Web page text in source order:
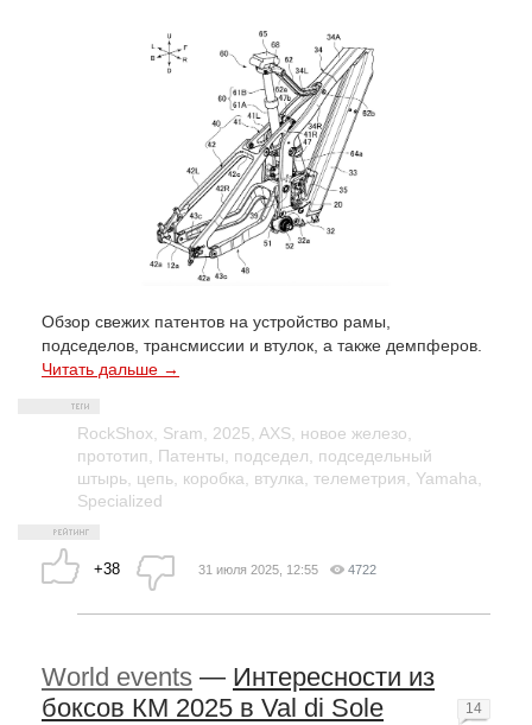
Обзор свежих патентов на устройство рамы,
подседелов, трансмиссии и втулок, а также демпферов.
Читать дальше →
RockShox, Sram, 2025, AXS, новое железо,
прототип, Патенты, подседел, подседельный
штырь, цепь, коробка, втулка, телеметрия, Yamaha,
Specialized
+38 31 июля 2025, 12:55 4722
World events — Интересности из
боксов КМ 2025 в Val di Sole
14